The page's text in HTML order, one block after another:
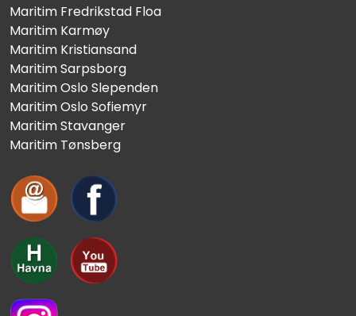
Maritim Fredrikstad Floa
Maritim Karmøy
Maritim Kristiansand
Maritim Sarpsborg
Maritim Oslo Slependen
Maritim Oslo Sofiemyr
Maritim Stavanger
Maritim Tønsberg